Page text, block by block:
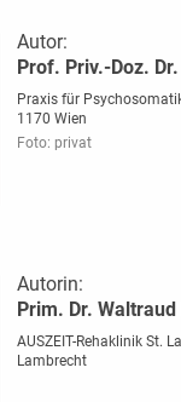
Autor:
Prof. Priv.-Doz.
Praxis für
1170 Wien
Foto: privat
Autorin:
Prim. Dr.
AUSZEIT-Rehaklinik St.
Lambrecht